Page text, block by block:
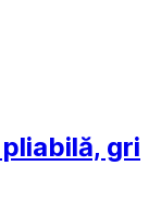
gri